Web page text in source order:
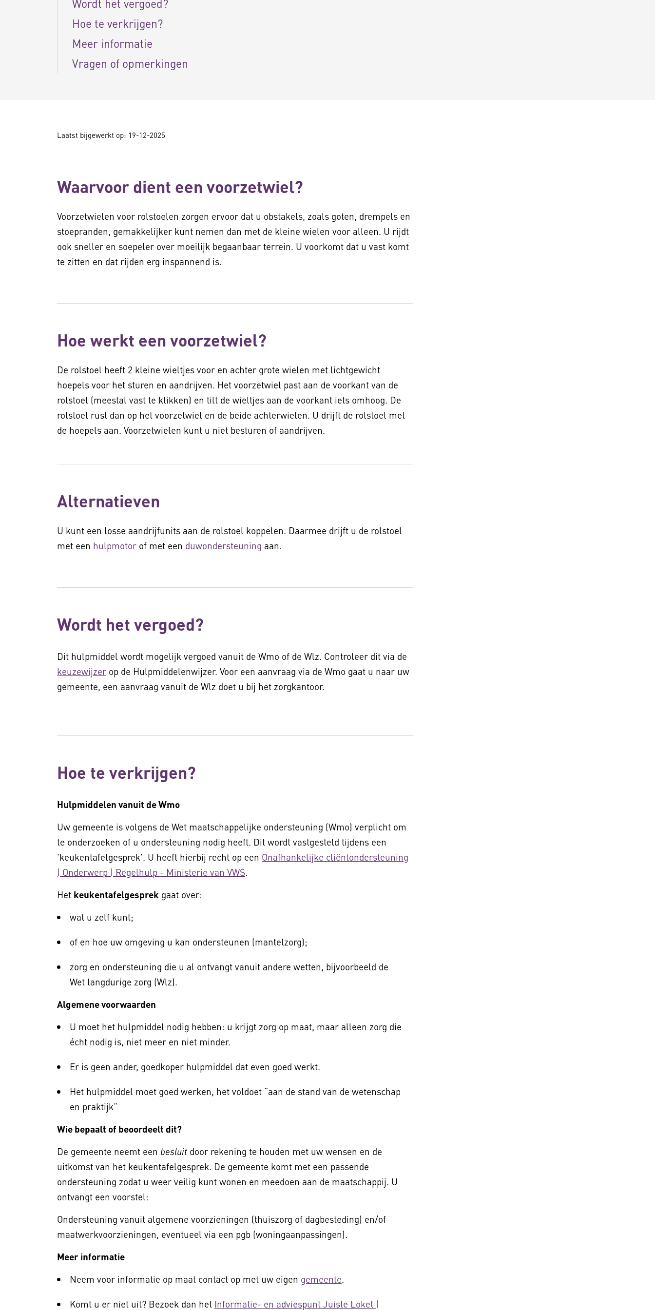
Wordt het vergoed?
Hoe te verkrijgen?
Meer informatie
Vragen of opmerkingen
Laatst bijgewerkt op: 19-12-2025
Waarvoor dient een voorzetwiel?
Voorzetwielen voor rolstoelen zorgen ervoor dat u obstakels, zoals goten, drempels en
stoepranden, gemakkelijker kunt nemen dan met de kleine wielen voor alleen. U rijdt
ook sneller en soepeler over moeilijk begaanbaar terrein. U voorkomt dat u vast komt
te zitten en dat rijden erg inspannend is.
Hoe werkt een voorzetwiel?
De rolstoel heeft 2 kleine wieltjes voor en achter grote wielen met lichtgewicht
hoepels voor het sturen en aandrijven. Het voorzetwiel past aan de voorkant van de
rolstoel (meestal vast te klikken) en tilt de wieltjes aan de voorkant iets omhoog. De
rolstoel rust dan op het voorzetwiel en de beide achterwielen. U drijft de rolstoel met
de hoepels aan. Voorzetwielen kunt u niet besturen of aandrijven.
Alternatieven
U kunt een losse aandrijfunits aan de rolstoel koppelen. Daarmee drijft u de rolstoel
met een hulpmotor of met een duwondersteuning aan.
Wordt het vergoed?
Dit hulpmiddel wordt mogelijk vergoed vanuit de Wmo of de Wlz. Controleer dit via de
keuzewijzer op de Hulpmiddelenwijzer. Voor een aanvraag via de Wmo gaat u naar uw
gemeente, een aanvraag vanuit de Wlz doet u bij het zorgkantoor.
Hoe te verkrijgen?
Hulpmiddelen vanuit de Wmo
Uw gemeente is volgens de Wet maatschappelijke ondersteuning (Wmo) verplicht om
te onderzoeken of u ondersteuning nodig heeft. Dit wordt vastgesteld tijdens een
'keukentafelgesprek'. U heeft hierbij recht op een Onafhankelijke cliëntondersteuning
| Onderwerp | Regelhulp - Ministerie van VWS.
Het keukentafelgesprek gaat over:
wat u zelf kunt;
of en hoe uw omgeving u kan ondersteunen (mantelzorg);
zorg en ondersteuning die u al ontvangt vanuit andere wetten, bijvoorbeeld de
Wet langdurige zorg (Wlz).
Algemene voorwaarden
U moet het hulpmiddel nodig hebben: u krijgt zorg op maat, maar alleen zorg die
écht nodig is, niet meer en niet minder.
Er is geen ander, goedkoper hulpmiddel dat even goed werkt.
Het hulpmiddel moet goed werken, het voldoet “aan de stand van de wetenschap
en praktijk”
Wie bepaalt of beoordeelt dit?
De gemeente neemt een besluit door rekening te houden met uw wensen en de
uitkomst van het keukentafelgesprek. De gemeente komt met een passende
ondersteuning zodat u weer veilig kunt wonen en meedoen aan de maatschappij. U
ontvangt een voorstel:
Ondersteuning vanuit algemene voorzieningen (thuiszorg of dagbesteding) en/of
maatwerkvoorzieningen, eventueel via een pgb (woningaanpassingen).
Meer informatie
Neem voor informatie op maat contact op met uw eigen gemeente.
Komt u er niet uit? Bezoek dan het Informatie- en adviespunt Juiste Loket |